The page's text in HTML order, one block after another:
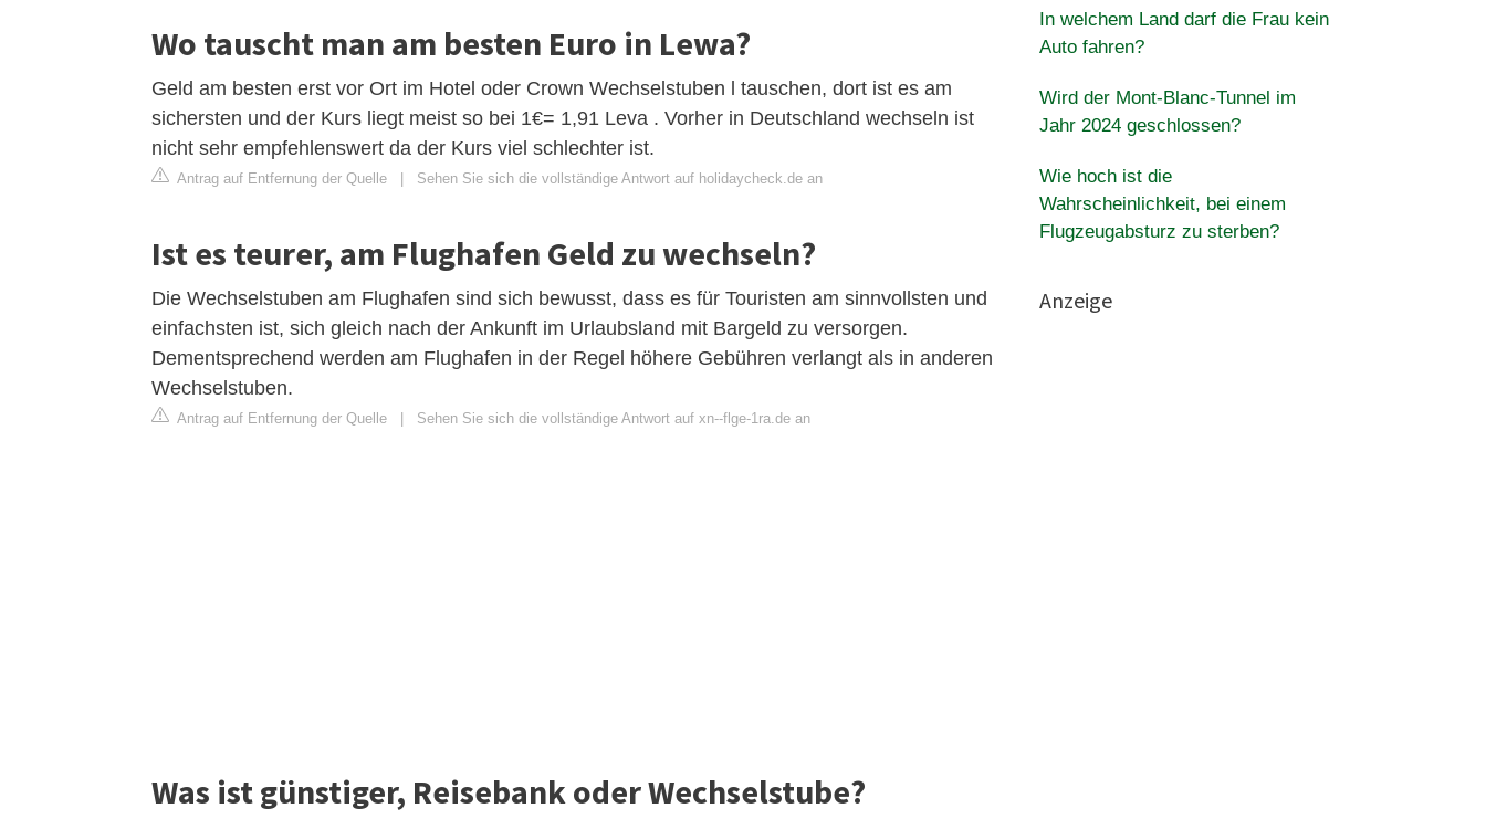
Wo tauscht man am besten Euro in Lewa?
Geld am besten erst vor Ort im Hotel oder Crown Wechselstuben l tauschen, dort ist es am
sichersten und der Kurs liegt meist so bei 1€= 1,91 Leva . Vorher in Deutschland wechseln ist
nicht sehr empfehlenswert da der Kurs viel schlechter ist.
Antrag auf Entfernung der Quelle Sehen Sie sich die vollständige Antwort auf holidaycheck.de an
Ist es teurer, am Flughafen Geld zu wechseln?
Die Wechselstuben am Flughafen sind sich bewusst, dass es für Touristen am sinnvollsten und
einfachsten ist, sich gleich nach der Ankunft im Urlaubsland mit Bargeld zu versorgen.
Dementsprechend werden am Flughafen in der Regel höhere Gebühren verlangt als in anderen
Wechselstuben.
Antrag auf Entfernung der Quelle Sehen Sie sich die vollständige Antwort auf xn--flge-1ra.de an
Was ist günstiger, Reisebank oder Wechselstube?
In welchem Land darf die Frau kein
Auto fahren?
Wird der Mont-Blanc-Tunnel im
Jahr 2024 geschlossen?
Wie hoch ist die
Wahrscheinlichkeit, bei einem
Flugzeugabsturz zu sterben?
Anzeige